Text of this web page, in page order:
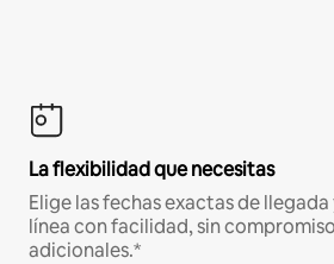
La flexibilidad que necesitas
Elige las fechas exactas de llegada
línea con facilidad, sin
adicionales.*